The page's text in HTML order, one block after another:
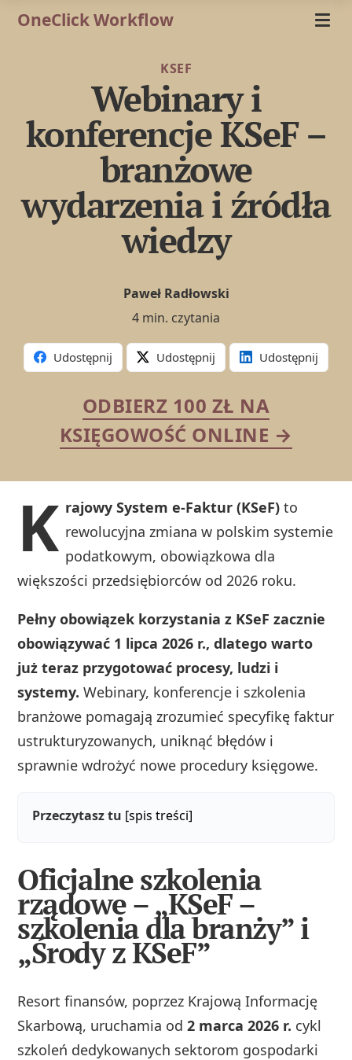
OneClick Workflow
KSEF
Webinary i
konferencje KSeF –
branżowe
wydarzenia i źródła
wiedzy
Paweł Radłowski
4 min. czytania
Udostępnij Udostępnij Udostępnij
ODBIERZ 100 ZŁ NA
KSIĘGOWOŚĆ ONLINE →
K rajowy System e-Faktur (KSeF) to
rewolucyjna zmiana w polskim systemie
podatkowym, obowiązkowa dla
większości przedsiębiorców od 2026 roku.
Pełny obowiązek korzystania z KSeF zacznie
obowiązywać 1 lipca 2026 r., dlatego warto
już teraz przygotować procesy, ludzi i
systemy. Webinary, konferencje i szkolenia
branżowe pomagają zrozumieć specyfikę faktur
ustrukturyzowanych, uniknąć błędów i
sprawnie wdrożyć nowe procedury księgowe.
Przeczytasz tu [spis treści]
Oficjalne szkolenia
rządowe – „KSeF –
szkolenia dla branży” i
„Środy z KSeF”
Resort finansów, poprzez Krajową Informację
Skarbową, uruchamia od2 marca 2026 r. cykl
szkoleń dedykowanych sektorom gospodarki